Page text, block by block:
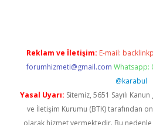
Reklam ve İletişim: E-mail:
forumhizmeti@gmail.com Whatsapp:
@karabul
Yasal Uyarı: Sitemiz, 5651 Sayılı
ve İletişim Kurumu (BTK) tarafından
olarak hizmet vermektedir. Bu